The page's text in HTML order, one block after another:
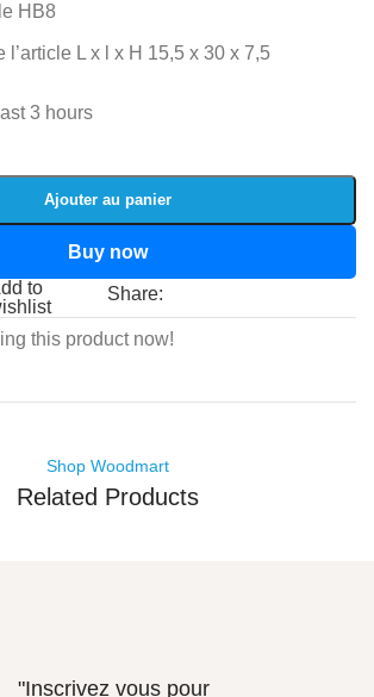
HB8
l’article L x l x H 15,5 x 30 x 7,5
3 hours
Ajouter au panier
Buy now
to
Share:
this product now!
Shop Woodmart
Related Products
"Inscrivez vous pour